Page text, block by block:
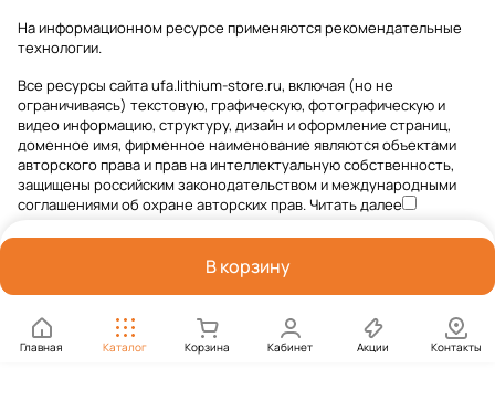
В корзину
Главная Каталог Корзина Кабинет Акции Контакты
На информационном ресурсе применяютсярекомендательные
технологии.
Все ресурсы сайта ufa.lithium-store.ru, включая (но не
ограничиваясь) текстовую, графическую, фотографическую и
видео информацию, структуру, дизайн и оформление страниц,
доменное имя, фирменное наименование являются объектами
авторского права и прав на интеллектуальную собственность,
защищены российским законодательством и международными
соглашениями об охране авторских прав.Читать далее